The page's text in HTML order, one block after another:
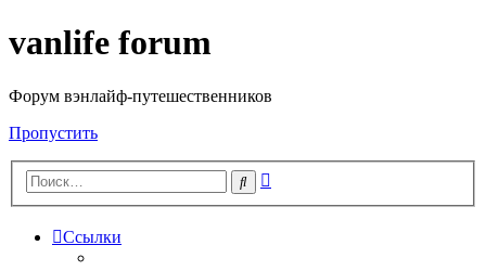
vanlife forum
Форум вэнлайф-путешественников
Пропустить
Поиск
Ссылки